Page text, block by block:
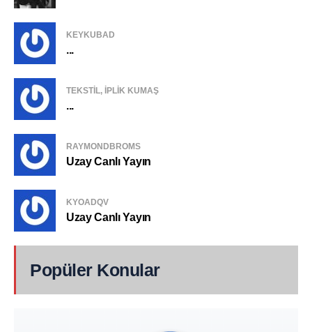
KEYKUBAD
...
TEKSTIL, IPLIK KUMAŞ
...
RAYMONDBROMS
Uzay Canlı Yayın
KYOADQV
Uzay Canlı Yayın
Popüler Konular